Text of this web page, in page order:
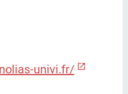
univi.fr/